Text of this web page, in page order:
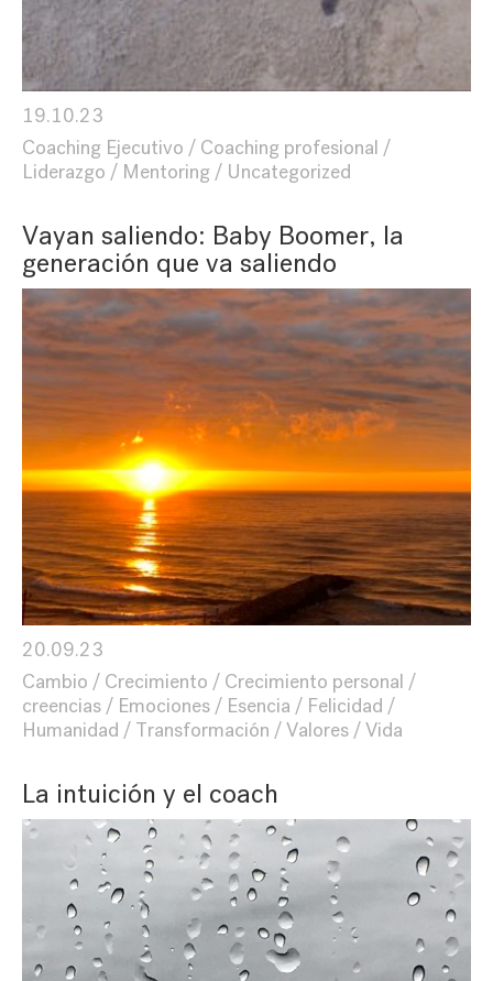
19.10.23
Coaching Ejecutivo
Coaching profesional
Liderazgo
Mentoring Uncategorized
Vayan saliendo: Baby Boomer, la
generación que va saliendo
20.09.23
Cambio
Crecimiento
Crecimiento personal
creencias
Emociones Esencia
Felicidad
Humanidad
Transformación Valores Vida
La intuición y el coach